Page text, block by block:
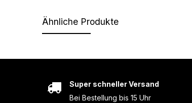
Ähnliche Produkte
Super schneller Versand
Bei Bestellung bis 15 Uhr